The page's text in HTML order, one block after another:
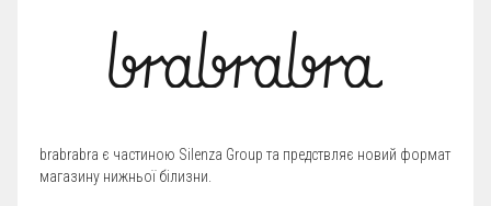
brabrabra є частиною Silenza Group та предствляє новий формат
магазину нижньої білизни.